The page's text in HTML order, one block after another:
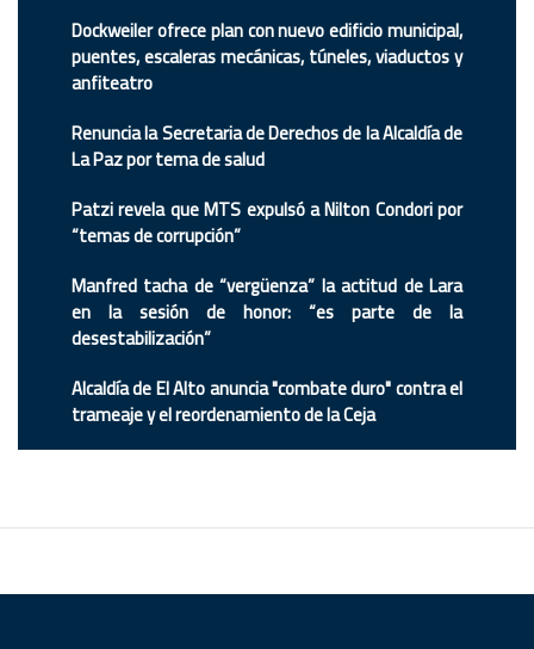
Dockweiler ofrece plan con nuevo edificio municipal,
puentes, escaleras mecánicas, túneles, viaductos y
anfiteatro
Renuncia la Secretaria de Derechos de la Alcaldía de
La Paz por tema de salud
Patzi revela que MTS expulsó a Nilton Condori por
“temas de corrupción”
Manfred tacha de “vergüenza” la actitud de Lara
en la sesión de honor: “es parte de la
desestabilización”
Alcaldía de El Alto anuncia "combate duro" contra el
trameaje y el reordenamiento de la Ceja